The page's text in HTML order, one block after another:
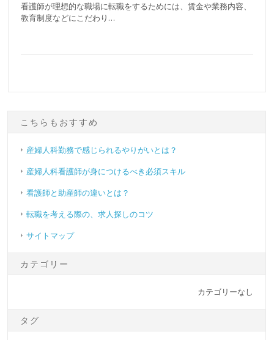
看護師が理想的な職場に転職をするためには、賃金や業務内容、
教育制度などにこだわり…
こちらもおすすめ
産婦人科勤務で感じられるやりがいとは？
産婦人科看護師が身につけるべき必須スキル
看護師と助産師の違いとは？
転職を考える際の、求人探しのコツ
サイトマップ
カテゴリー
カテゴリーなし
タグ